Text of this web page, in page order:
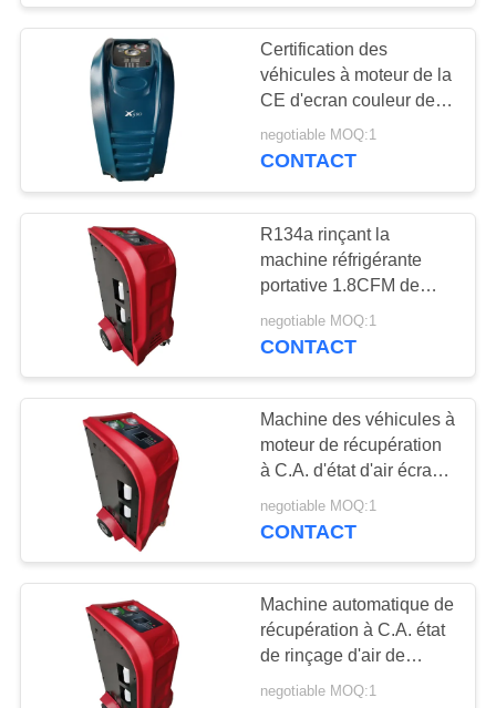
Unité de
récupération à C.A.
23
Machine de
récupération de gaz
à C.A.
Grande machine
réfrigérante de
récupération
Certification des
véhicules à moteur de la
CE d'ecran couleur de
machine de récupération
à C.A. de cylindrée
negotiable MOQ:1
CONTACT
R134a rinçant la
machine réfrigérante
portative 1.8CFM de
récupération pompent
negotiable MOQ:1
CONTACT
Machine des véhicules à
moteur de récupération
à C.A. d'état d'air écran
coloré de 5 pouces
negotiable MOQ:1
CONTACT
Machine automatique de
récupération à C.A. état
de rinçage d'air de
voiture d'écran coloré de
negotiable MOQ:1